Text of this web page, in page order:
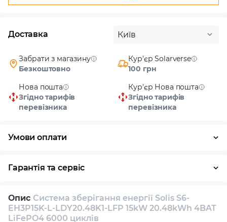
Доставка Київ
Забрати з магазину
Безкоштовно
Кур'єр Solarverse
100 грн
Нова пошта
Згідно тарифів
перевізника
Кур'єр Нова пошта
Згідно тарифів
перевізника
Умови оплати
Гарантія та сервіс
Власний сервісний центр Технічна підтримка
Опис Система зберігання енергії Solis S6-
EH3P15K-L-LDY20.48K1-LFP 15kW 20.48kWh 4BAT
LiFePO4 6000 циклів